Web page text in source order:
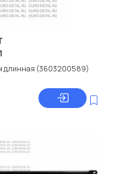
длинная (3603200589)